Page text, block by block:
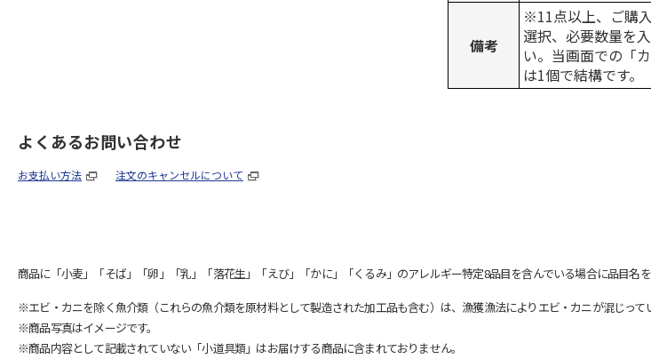
備考
※11点以上、ご購
選択、必要数量を
い。当画面での「
は1個で結構です。
よくあるお問い合わせ
お支払い方法 注文のキャンセルについて
商品に「小麦」「そば」「卵」「乳」「落花生」「えび」「かに」「くるみ」のアレルギー特定8品目を含んでいる場合に品目名を
※エビ・カニを除く魚介類（これらの魚介類を原材料として製造された加工品も含む）は、漁獲漁法によりエビ・カニが混じっ
※商品写真はイメージです。
※商品内容として記載されていない「小道具類」はお届けする商品に含まれておりません。